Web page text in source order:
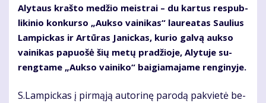
Aly­taus kraš­to me­džio meist­rai – du kar­tus res­pub­
li­ki­nio kon­kur­so „Auk­so vai­ni­kas“ lau­re­a­tas Sau­lius
Lam­pic­kas ir Ar­tū­ras Ja­nic­kas, ku­rio gal­vą auk­so
vai­ni­kas pa­puo­šė šių me­tų pra­džio­je, Aly­tu­je su­
reng­ta­me „Auk­so vai­ni­ko“ bai­gia­ma­ja­me ren­gi­ny­je.
S.Lam­pic­kas į pir­mą­ją au­to­ri­nę pa­ro­dą pa­kvie­tė be­